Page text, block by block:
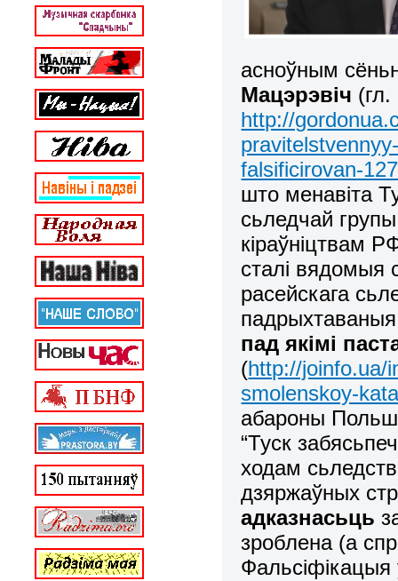
асноўным
Мацэрэвіч
http://
falsificirovan-
што менавіта
сьледчай
кіраўніцтвам
сталі вядомыя
расейскага
пад якімі
(http://joinfo.ua/
smolenskoy-
абароны
“Туск
ходам
дзяржаўных
адказнасьць
зроблена (а